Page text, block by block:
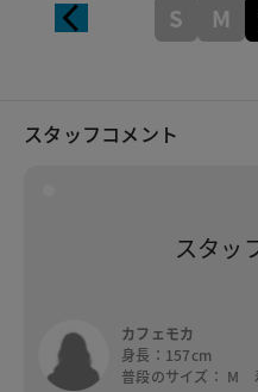
S M
スタッフコメント
スタッ
カフェモカ
身長：157cm
普段のサイズ： M